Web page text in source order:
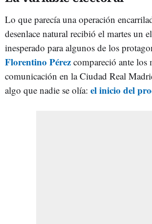
Lo que parecía una operación
desenlace natural recibió el martes un
inesperado para algunos de los
Florentino Pérez compareció ante los
comunicación en la Ciudad Real
algo que nadie se olía: el inicio del